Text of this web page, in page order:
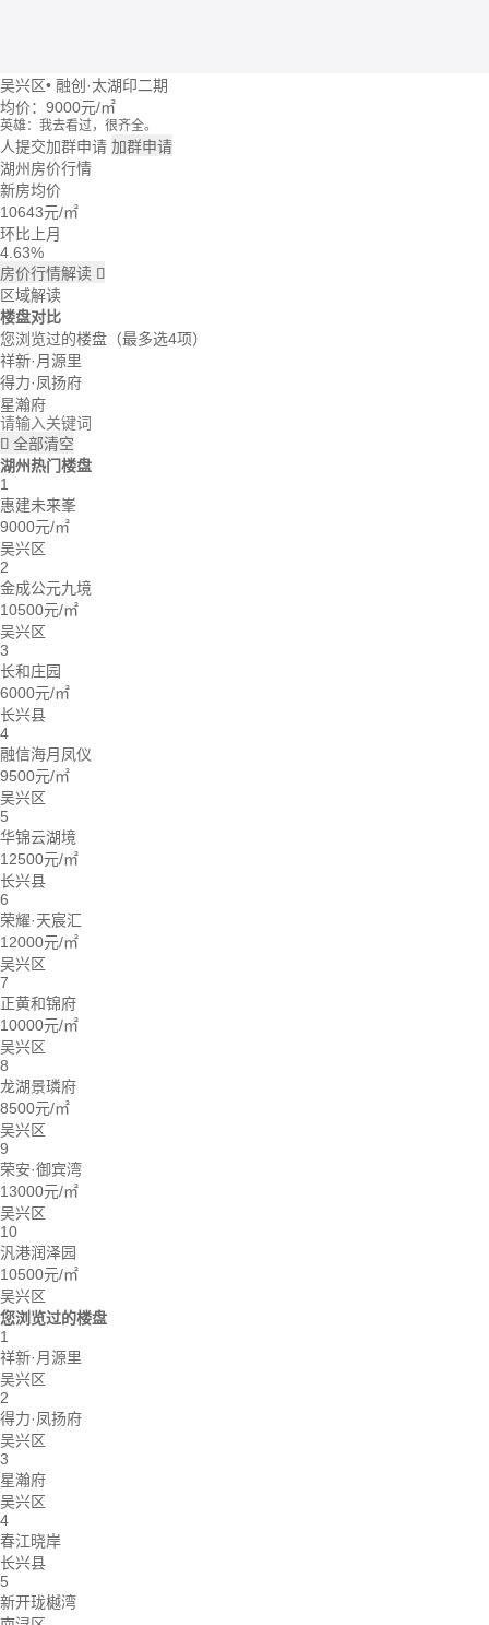
吴兴区• 融创·太湖印二期
均价： 9000元/㎡
英雄：我去看过，很齐全。
牛转乾坤：这个楼盘价格波动大么？
回忆：我建议你们去楼盘看看。
大头：也可以直接咨询置业管家。
吃了么：什么时候大家一起去看看。
蓝天：上周我已经签合同了。
雪花飘飘：好的呢。
人提交加群申请 加群申请
湖州房价行情
新房均价
10643元/㎡
环比上月
4.63%
房价行情解读 
区域解读
楼盘对比
您浏览过的楼盘 （最多选4项）
祥新·月源里
得力·凤扬府
星瀚府
 全部清空
湖州热门楼盘
1
惠建未来峯
9000元/㎡
吴兴区
2
金成公元九境
10500元/㎡
吴兴区
3
长和庄园
6000元/㎡
长兴县
4
融信海月凤仪
9500元/㎡
吴兴区
5
华锦云湖境
12500元/㎡
长兴县
6
荣耀·天宸汇
12000元/㎡
吴兴区
7
正黄和锦府
10000元/㎡
吴兴区
8
龙湖景璘府
8500元/㎡
吴兴区
9
荣安·御宾湾
13000元/㎡
吴兴区
10
汎港润泽园
10500元/㎡
吴兴区
您浏览过的楼盘
1
祥新·月源里
吴兴区
2
得力·凤扬府
吴兴区
3
星瀚府
吴兴区
4
春江晓岸
长兴县
5
新开珑樾湾